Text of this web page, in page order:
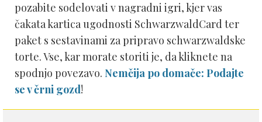
pozabite sodelovati v nagradni igri, kjer vas
čakata kartica ugodnosti SchwarzwaldCard ter
paket s sestavinami za pripravo schwarzwaldske
torte. Vse, kar morate storiti je, da kliknete na
spodnjo povezavo. Nemčija po domače: Podajte
se v črni gozd!